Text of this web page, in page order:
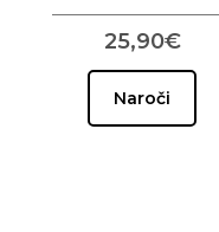
25,90€
Naroči